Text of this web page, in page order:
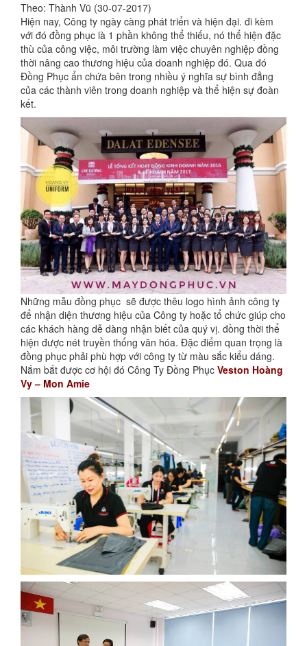
Theo: Thành Vũ (30-07-2017)
Hiện nay, Công ty ngày càng phát triển và hiện đại. đi kèm
với đó đồng phục là 1 phần không thể thiếu, nó thể hiện đặc
thù của công việc, môi trường làm việc chuyên nghiệp đồng
thời nâng cao thương hiệu của doanh nghiệp đó. Qua đó
Đồng Phục ẩn chứa bên trong nhiều ý nghĩa sự bình đẳng
của các thành viên trong doanh nghiệp và thể hiện sự đoàn
kết.
Những mẫu đồng phục sẽ được thêu logo hình ảnh công ty
để nhận diện thương hiệu của Công ty hoặc tổ chức giúp cho
các khách hàng dễ dàng nhận biết của quý vị. đồng thời thể
hiện được nét truyền thống văn hóa. Đặc điểm quan trọng là
đồng phục phải phù hợp với công ty từ màu sắc kiểu dáng.
Nắm bắt được cơ hội đó Công Ty Đồng Phục Veston Hoàng
Vy – Mon Amie